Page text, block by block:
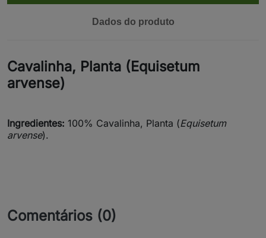
Dados do produto
Cavalinha, Planta (Equisetum
arvense)
Ingredientes: 100% Cavalinha, Planta (Equisetum
arvense).
Comentários (0)